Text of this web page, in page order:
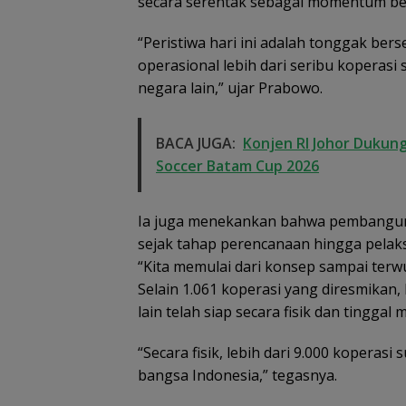
“Peristiwa hari ini adalah tonggak
operasional lebih dari seribu koperasi
negara lain,” ujar Prabowo.
BACA JUGA: Konjen RI Johor
Soccer Batam Cup 2026
Ia juga menekankan bahwa
sejak tahap perencanaan hingga
“Kita memulai dari konsep sampai
Selain 1.061 koperasi yang
lain telah siap secara fisik dan tinggal
“Secara fisik, lebih dari 9.000
bangsa Indonesia,” tegasnya.
Demo di Jakarta,
ASPEK Desak Satgas
PKH Tinjau Kerusakan
ASPPI Inisiasi
Wisata dan
dari Batam ke